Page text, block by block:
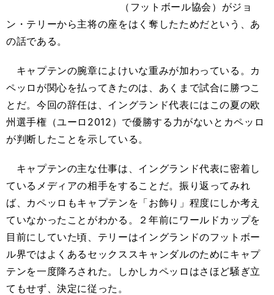
（フットボール協会）がジョ
ン・テリーから主将の座をはく奪したためだという、あ
の話である。
キャプテンの腕章によけいな重みが加わっている。カ
ペッロが関心を払ってきたのは、あくまで試合に勝つこ
とだ。今回の辞任は、イングランド代表にはこの夏の欧
州選手権（ユーロ2012）で優勝する力がないとカペッロ
が判断したことを示している。
キャプテンの主な仕事は、イングランド代表に密着し
ているメディアの相手をすることだ。振り返ってみれ
ば、カペッロもキャプテンを「お飾り」程度にしか考え
ていなかったことがわかる。２年前にワールドカップを
目前にしていた頃、テリーはイングランドのフットボー
ル界ではよくあるセックススキャンダルのためにキャプ
テンを一度降ろされた。しかしカペッロはさほど騒ぎ立
てもせず、決定に従った。